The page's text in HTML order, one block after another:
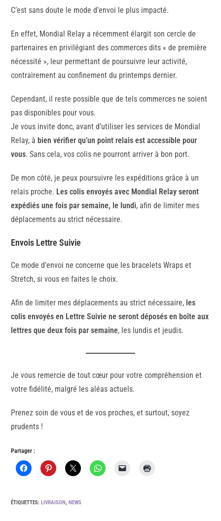
C’est sans doute le mode d’envoi le plus impacté.
En effet, Mondial Relay a récemment élargit son cercle de
partenaires en privilégiant des commerces dits « de première
nécessité », leur permettant de poursuivre leur activité,
contrairement au confinement du printemps dernier.
Cependant, il reste possible que de tels commerces ne soient
pas disponibles pour vous.
Je vous invite donc, avant d’utiliser les services de Mondial
Relay, à bien vérifier qu’un point relais est accessible pour
vous. Sans cela, vos colis ne pourront arriver à bon port.
De mon côté, je peux poursuivre les expéditions grâce à un
relais proche. Les colis envoyés avec Mondial Relay seront
expédiés une fois par semaine, le lundi, afin de limiter mes
déplacements au strict nécessaire.
Envois Lettre Suivie
Ce mode d’envoi ne concerne que les bracelets Wraps et
Stretch, si vous en faites le choix.
Afin de limiter mes déplacements au strict nécessaire, les
colis envoyés en Lettre Suivie ne seront déposés en boîte aux
lettres que deux fois par semaine, les lundis et jeudis.
Je vous remercie de tout cœur pour votre compréhension et
votre fidélité, malgré les aléas actuels.
Prenez soin de vous et de vos proches, et surtout, soyez
prudents !
Partager :
ÉTIQUETTES: LIVRAISON, NEWS